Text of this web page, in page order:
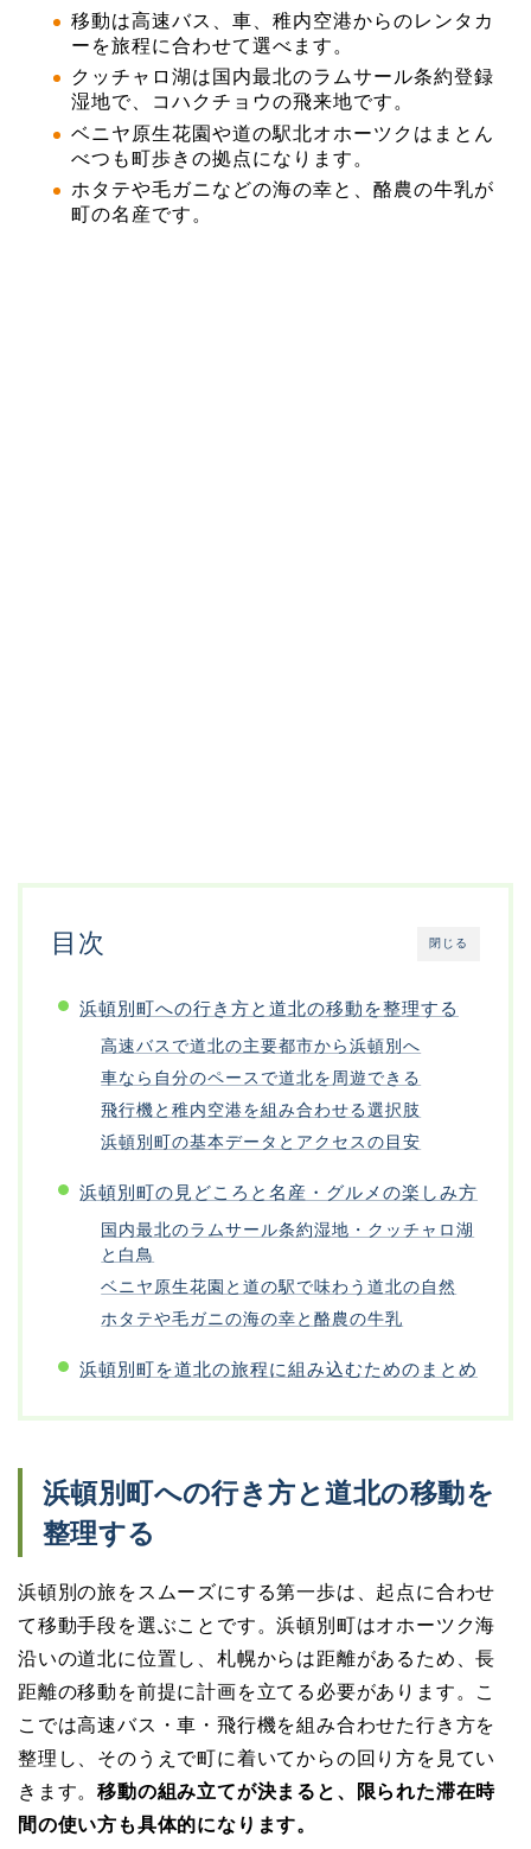
移動は高速バス、車、稚内空港からのレンタカ
ーを旅程に合わせて選べます。
クッチャロ湖は国内最北のラムサール条約登録
湿地で、コハクチョウの飛来地です。
ベニヤ原生花園や道の駅北オホーツクはまとん
べつも町歩きの拠点になります。
ホタテや毛ガニなどの海の幸と、酪農の牛乳が
町の名産です。
閉じる
目次
浜頓別町への行き方と道北の移動を整理する
高速バスで道北の主要都市から浜頓別へ
車なら自分のペースで道北を周遊できる
飛行機と稚内空港を組み合わせる選択肢
浜頓別町の基本データとアクセスの目安
浜頓別町の見どころと名産・グルメの楽しみ方
国内最北のラムサール条約湿地・クッチャロ湖
と白鳥
ベニヤ原生花園と道の駅で味わう道北の自然
ホタテや毛ガニの海の幸と酪農の牛乳
浜頓別町を道北の旅程に組み込むためのまとめ
浜頓別町への行き方と道北の移動を
整理する
浜頓別の旅をスムーズにする第一歩は、起点に合わせ
て移動手段を選ぶことです。浜頓別町はオホーツク海
沿いの道北に位置し、札幌からは距離があるため、長
距離の移動を前提に計画を立てる必要があります。こ
こでは高速バス・車・飛行機を組み合わせた行き方を
整理し、そのうえで町に着いてからの回り方を見てい
きます。移動の組み立てが決まると、限られた滞在時
間の使い方も具体的になります。